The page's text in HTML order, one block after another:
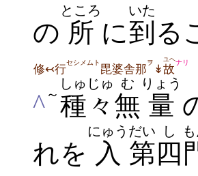
の 所
ところ
に到
いた
る
修↢行セシメムト 毘婆舎那ヲ ↡故
ユヘナリ
^ ～ 種々
しゅじゅ
無
む
量
りょう
れを 入
にゅう
第
だい
四
し